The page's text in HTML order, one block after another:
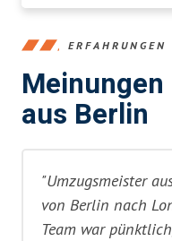
ERFAHRUNGEN
aus Berlin
"Umzugsmeister
von Berlin nach
Team war